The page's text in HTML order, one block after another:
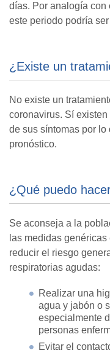
días. Por analogía con
este periodo podría
¿Existe un
No existe un
coronavirus. Sí existen
de sus síntomas por lo
pronóstico.
¿Qué puedo
Se aconseja a la
las medidas
reducir el riesgo
respiratorias agudas:
Realizar una
agua y jabón o
especialmente
personas
Evitar el